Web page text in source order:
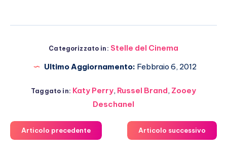
Categorizzato in: Stelle del Cinema
Ultimo Aggiornamento: Febbraio 6, 2012
Taggato in: Katy Perry, Russel Brand, Zooey
Deschanel
Articolo precedente Articolo successivo